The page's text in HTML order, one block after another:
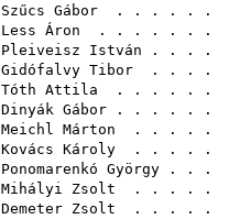
Szűcs Gábor . . . . . .
Less Áron . . . . . . .
Pleiveisz István . . . .
Gidófalvy Tibor . . . .
Tóth Attila . . . . . .
Dinyák Gábor . . . . . .
Meichl Márton . . . . .
Kovács Károly . . . . .
Ponomarenkó György . . .
Mihályi Zsolt . . . . .
Demeter Zsolt . . . . .